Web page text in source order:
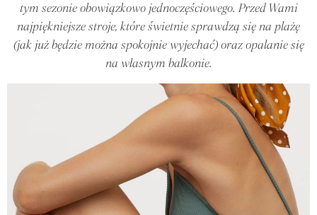
tym sezonie obowiązkowo jednoczęściowego. Przed Wami
najpiękniejsze stroje, które świetnie sprawdzą się na plażę
(jak już będzie można spokojnie wyjechać) oraz opalanie się
na własnym balkonie.